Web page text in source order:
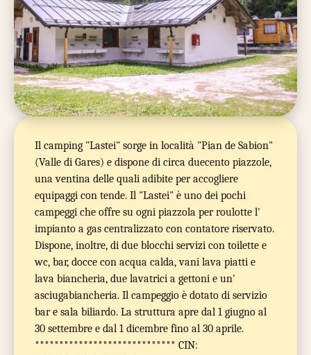
Il camping "Lastei" sorge in località "Pian de Sabion"
(Valle di Gares) e dispone di circa duecento piazzole,
una ventina delle quali adibite per accogliere
equipaggi con tende. Il "Lastei" è uno dei pochi
campeggi che offre su ogni piazzola per roulotte l'
impianto a gas centralizzato con contatore riservato.
Dispone, inoltre, di due blocchi servizi con toilette e
wc, bar, docce con acqua calda, vani lava piatti e
lava biancheria, due lavatrici a gettoni e un'
asciugabiancheria. Il campeggio è dotato di servizio
bar e sala biliardo. La struttura apre dal 1 giugno al
30 settembre e dal 1 dicembre fino al 30 aprile.
***************************** CIN: